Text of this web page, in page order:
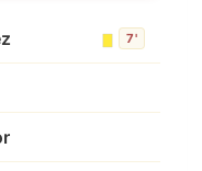
7'